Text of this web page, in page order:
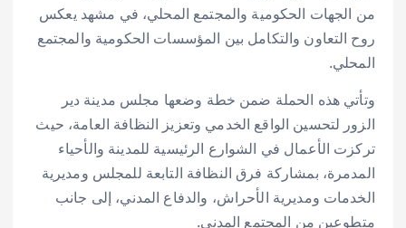
من الجهات الحكومية والمجتمع المحلي، في مشهد يعكس
روح التعاون والتكامل بين المؤسسات الحكومية والمجتمع
المحلي.
وتأتي هذه الحملة ضمن خطة وضعها مجلس مدينة دير
الزور لتحسين الواقع الخدمي وتعزيز النظافة العامة، حيث
تركزت الأعمال في الشوارع الرئيسية للمدينة والأحياء
المدمرة، بمشاركة فرق النظافة التابعة للمجلس ومديرية
الخدمات ومديرية الأحراش، والدفاع المدني، إلى جانب
متطوعين من المجتمع المدني.